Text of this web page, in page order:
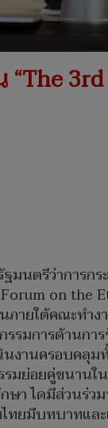
“The
มนตรีว่าการ
on the
ายใต้คณะทำ
รมการด้านก
งานครอบคลุ
มย่อยคู่ขนาน
ไดมีส่วนร่ว
ทยมีบทบาทแ